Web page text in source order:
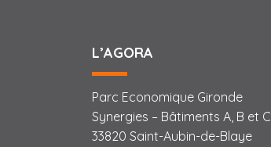
L’AGORA
Parc Economique Gironde
Synergies – Bâtiments A, B et C
33820 Saint-Aubin-de-Blaye